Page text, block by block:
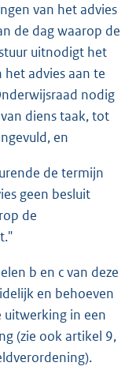
van het advies
de dag waarop de
uitnodigt het
advies aan te
nodig
diens taak, tot
en
de termijn
geen besluit
de
b en c van deze
en behoeven
uitwerking in een
(zie ook artikel 9,